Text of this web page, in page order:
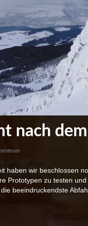
nach dem
haben wir beschlossen
Prototypen zu testen
beeindruckendste